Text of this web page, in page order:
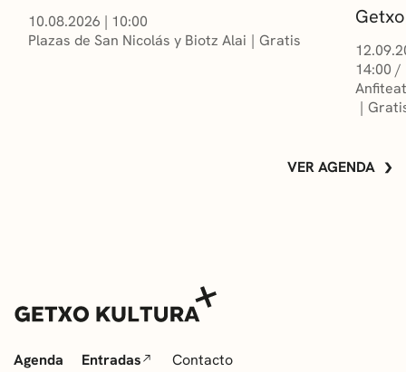
10.08.2026 | 10:00
Plazas de San Nicolás y Biotz Alai
Gratis
14:00 /
VER AGENDA
Agenda Entradas Contacto